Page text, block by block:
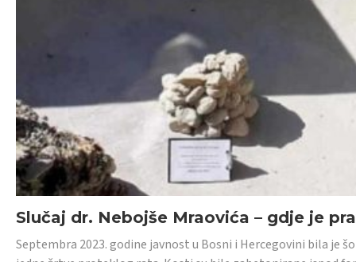
Slučaj dr. Nebojše Mraovića – gdje je
Septembra 2023. godine javnost u Bosni i Hercegovini bila je